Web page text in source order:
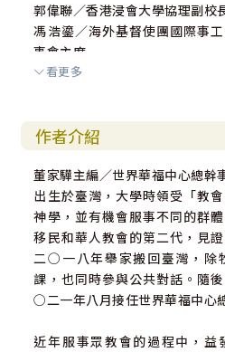
郭偉聯／香港浸會大學協理副校
馮浩鎏／海外基督使團國際事
事會主席
黃偉仁／馬來西亞神學院教牧學講
蔡明謀／基督工人神學院院長
蔡家存／馬來西亞浸信會神學院
鄭路加／國際歐華神學院教務主
鍾興政／台北信友堂主任牧師
譚國才／台灣浸信會神學院院長
看更多
作者介紹
董家驊主編／世界華福中心總幹
出生於臺灣，大學時領受「教
神學，並有機會服事不同的群
移民和華人教會的第二代，見
二○一八年舉家搬回臺灣，除
課，也同時參與公共對話。隨
○二一年八月接任世界華福中心
近年服事眾教會的過程中，益